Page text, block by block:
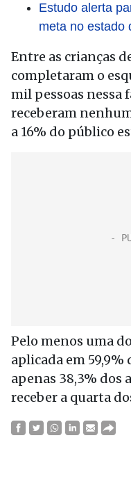
Estudo alerta
meta no estado
Entre as crianças
completaram o
mil pessoas nessa
receberam
a 16% do público
Pelo menos uma
aplicada em
apenas 38,3% dos
receber a quarta